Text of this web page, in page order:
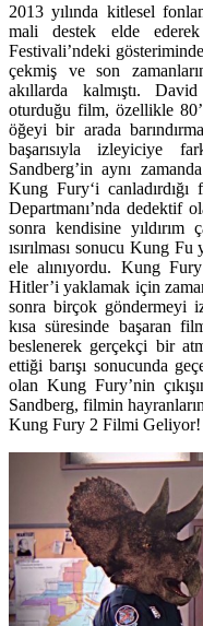
2013 yılında kitlesel
mali destek elde
Festivali’ndeki
çekmiş ve son
akıllarda kalmıştı.David
oturduğu film, özellikle
öğeyi bir arada
başarısıyla izleyiciye
Sandberg’in aynı
Kung Fury‘i
Departmanı’nda dedektif
sonra kendisine yıldırım
ısırılması sonucu Kung
ele alınıyordu. Kung
Hitler’i yaklamak için
sonra birçok göndermeyi
kısa süresinde başaran
beslenerek gerçekçi bir
ettiği barışı sonucunda
olan Kung Fury’nin
Sandberg, filmin
Kung Fury 2 Filmi Geliyor!